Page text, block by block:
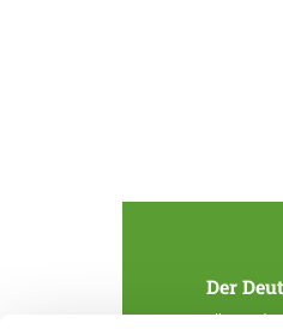
Der
Alles rund